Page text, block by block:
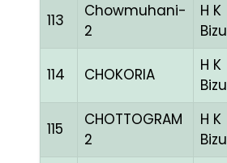
113
Chowmuhani-
2
H K
Bizu
114 CHOKORIA
H K
Bizu
115
CHOTTOGRAM
2
H K
Bizu